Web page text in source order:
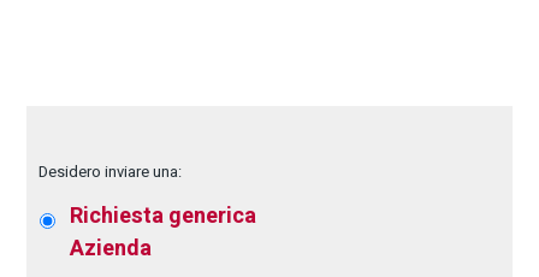
Desidero inviare una:
Richiesta generica
Azienda